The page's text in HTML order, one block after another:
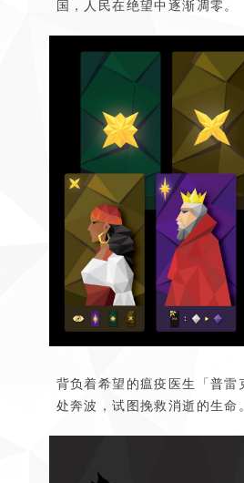
国，人民在绝望中逐渐凋零。
背负着希望的瘟疫医生「普雷
处奔波，试图挽救消逝的生命。